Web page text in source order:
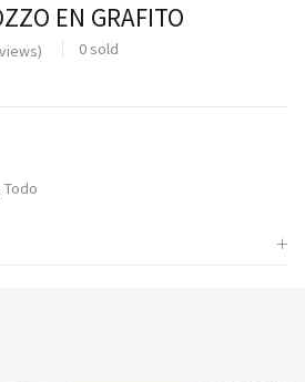
EN GRAFITO
0 sold
Todo